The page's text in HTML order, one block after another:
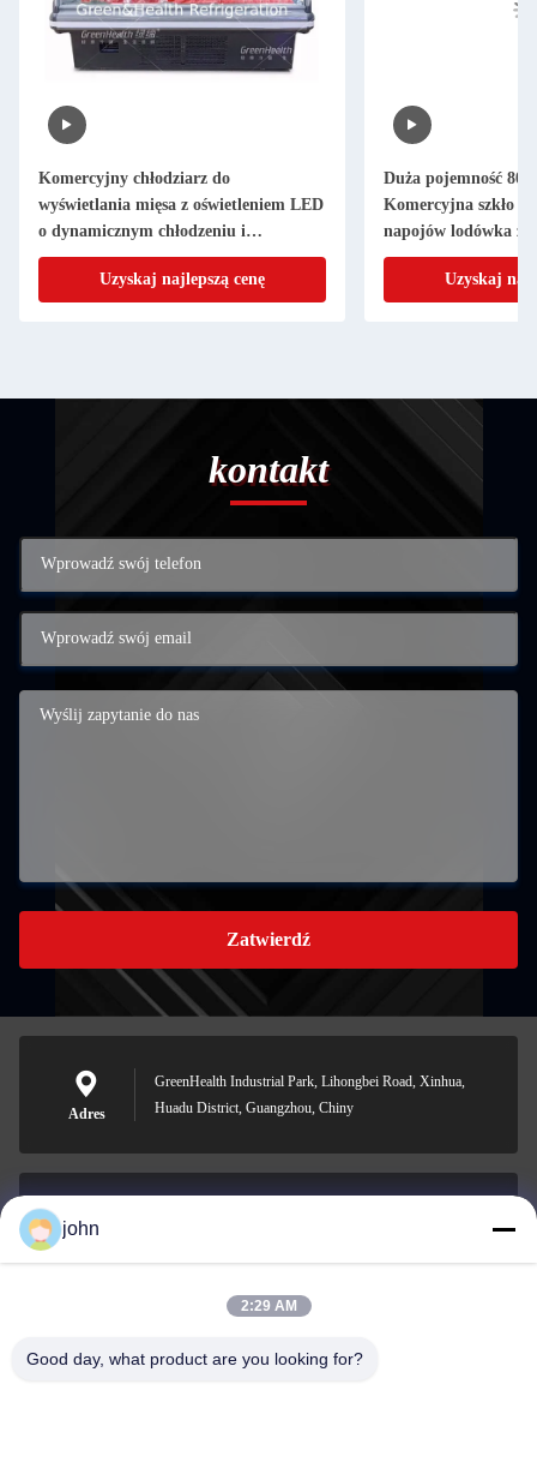
Komercyjny chłodziarz do
wyświetlania mięsa z oświetleniem LED
o dynamicznym chłodzeniu i
sprężarkami Danfoss/Secop dla
supermarketówUzyskaj najlepszą cenę
Duża pojemność
Komercyjna szkło
napojów lodówka z
drzwiami szklanymi
inteligentnym
Uzyskaj
kontakt
Zatwierdź
Adres
GreenHealth Industrial Park, Lihongbei Road, Xinhua,
Huadu District, Guangzhou, Chiny
0086-153-7406-6785
john
2:29 AM
Good day, what product are you looking for?